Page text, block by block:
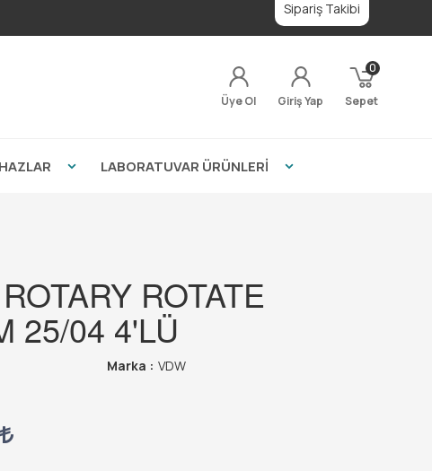
Sipariş Takibi
Üye Ol Giriş Yap Sepet
0
LABORATUVAR ÜRÜNLERİ
ROTATE
25/04 4'LÜ
Marka : VDW